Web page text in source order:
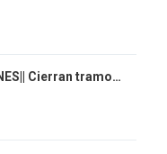
Cierran tramo…